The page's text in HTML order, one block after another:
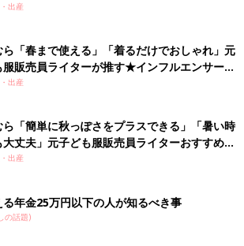
出産
ら「春まで使える」「着るだけでおしゃれ」元
服販売員ライターが推す★インフルエンサーコ
出産
ら「簡単に秋っぽさをプラスできる」「暑い時
大丈夫」元子ども服販売員ライターおすすめ★
りアイテム5選
出産
る年金25万円以下の人が知るべき事
の話題)